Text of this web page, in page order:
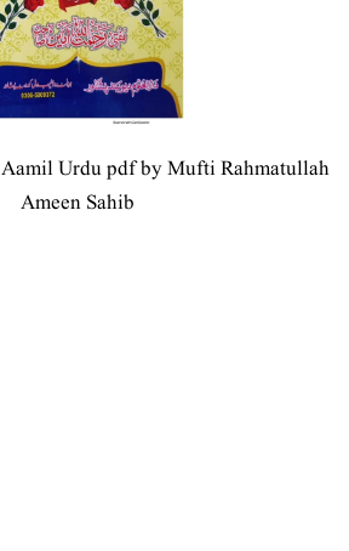
Urdu pdf by Mufti Rahmatullah
Ameen Sahib